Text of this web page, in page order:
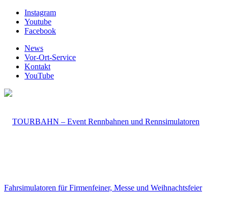
Instagram
Youtube
Facebook
News
Vor-Ort-Service
Kontakt
YouTube